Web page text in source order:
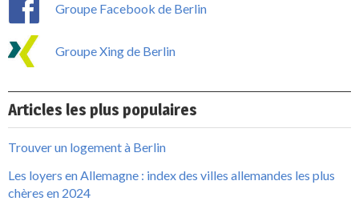
Groupe Facebook de Berlin
Groupe Xing de Berlin
Articles les plus populaires
Trouver un logement à Berlin
Les loyers en Allemagne : index des villes allemandes les plus
chères en 2024